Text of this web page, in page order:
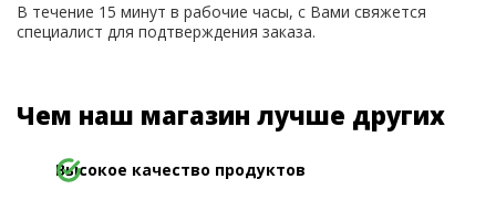
В течение 15 минут в рабочие часы, с Вами свяжется
специалист для подтверждения заказа.
Чем наш магазин лучше других
Высокое качество продуктов